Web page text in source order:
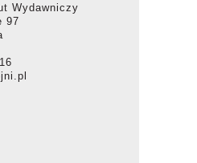
Wydawniczy
97